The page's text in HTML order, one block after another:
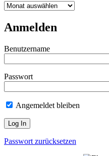
Beitragsarchiv
Anmelden
Benutzername
Passwort
Angemeldet bleiben
Passwort zurücksetzen